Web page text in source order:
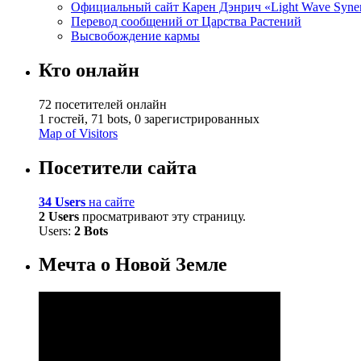
Официальный сайт Карен Дэнрич «Light Wave
Перевод сообщений от Царства Растений
Высвобождение кармы
Кто онлайн
72 посетителей онлайн
1 гостей, 71 bots, 0 зарегистрированных
Map of Visitors
Посетители сайта
34 Users на сайте
2 Users просматривают эту страницу.
Users: 2 Bots
Мечта о Новой Земле